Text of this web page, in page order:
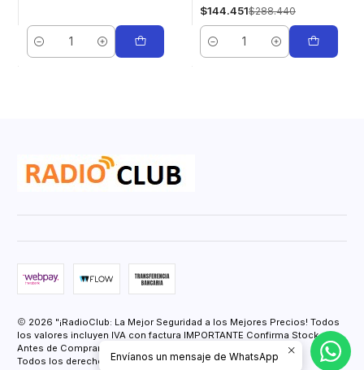
Cantidad
$144.451$288.440
Cantidad
2026 "¡RadioClub: La Mejor Seguridad a los Mejores Precios! Todos
los valores incluyen IVA con factura IMPORTANTE Confirma Stock
Antes de Comprar.".
Todos los derechos reservados. Desarrollado por Jumpseller
Envíanos un mensaje de WhatsApp